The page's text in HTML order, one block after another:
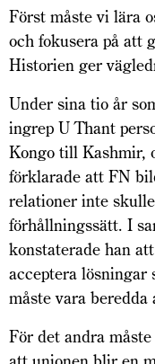
Först måste vi lära
och fokusera på att
Historien ger
Under sina tio år
ingrep U Thant
Kongo till ­Kashmir,
förklarade att FN
relationer inte
förhållningssätt. I
konstaterade han
acceptera lösningar
måste vara beredda
För det andra